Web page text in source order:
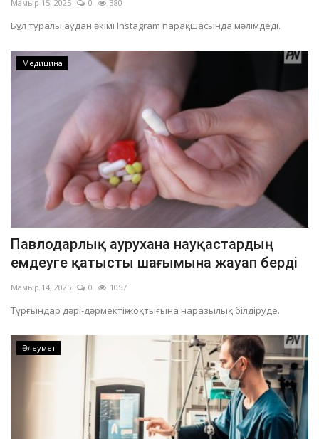
Мамыр 15, 2025 0 380
Бұл туралы аудан әкімі Instagram парақшасында мәлімдеді.
Медицина
Павлодарлық аурухана науқастардың
емдеуге қатысты шағымына жауап берді
Мамыр 14, 2025 0 1057
Тұрғындар дәрі-дәрмектің жоқтығына наразылық білдіруде.
Әлеумет